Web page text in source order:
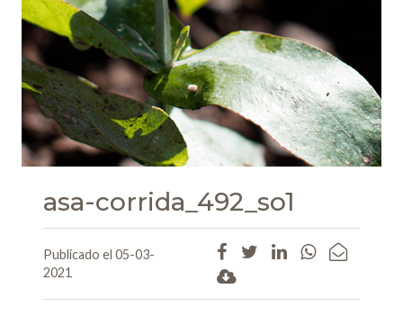
asa-corrida_492_so1
Publicado el 05-03-
2021